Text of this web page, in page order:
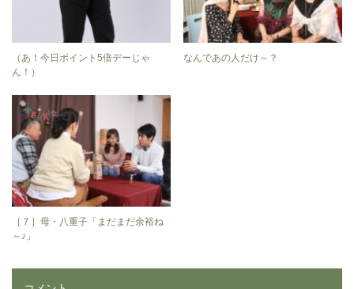
（あ！今日ポイント5倍デーじゃ
ん！）
なんであの人だけ～？
［７］母・八重子「まだまだ余裕ね
～♪」